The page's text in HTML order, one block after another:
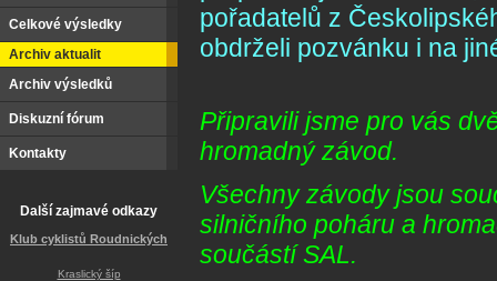
Celkové výsledky
Archiv aktualit
Archiv výsledků
Diskuzní fórum
Kontakty
Další zajmavé odkazy
Klub cyklistů Roudnických
Kraslický šíp
pořadatelů z
obdrželi pozvánku i na
Připravili jsme pro vás
hromadný závod.
Všechny závody jsou
silničního poháru a
součástí SAL.